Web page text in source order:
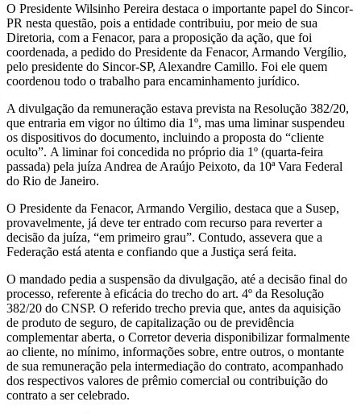
O Presidente Wilsinho Pereira destaca o importante papel do Sincor-
PR nesta questão, pois a entidade contribuiu, por meio de sua
Diretoria, com a Fenacor, para a proposição da ação, que foi
coordenada, a pedido do Presidente da Fenacor, Armando Vergílio,
pelo presidente do Sincor-SP, Alexandre Camillo. Foi ele quem
coordenou todo o trabalho para encaminhamento jurídico.
A divulgação da remuneração estava prevista na Resolução 382/20,
que entraria em vigor no último dia 1º, mas uma liminar suspendeu
os dispositivos do documento, incluindo a proposta do “cliente
oculto”. A liminar foi concedida no próprio dia 1º (quarta-feira
passada) pela juíza Andrea de Araújo Peixoto, da 10ª Vara Federal
do Rio de Janeiro.
O Presidente da Fenacor, Armando Vergilio, destaca que a Susep,
provavelmente, já deve ter entrado com recurso para reverter a
decisão da juíza, “em primeiro grau”. Contudo, assevera que a
Federação está atenta e confiando que a Justiça será feita.
O mandado pedia a suspensão da divulgação, até a decisão final do
processo, referente à eficácia do trecho do art. 4º da Resolução
382/20 do CNSP. O referido trecho previa que, antes da aquisição
de produto de seguro, de capitalização ou de previdência
complementar aberta, o Corretor deveria disponibilizar formalmente
ao cliente, no mínimo, informações sobre, entre outros, o montante
de sua remuneração pela intermediação do contrato, acompanhado
dos respectivos valores de prêmio comercial ou contribuição do
contrato a ser celebrado.